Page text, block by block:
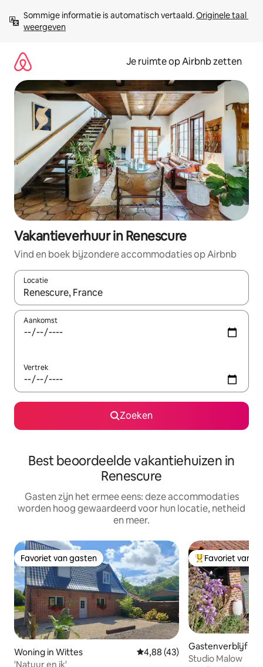
direct
naar
Sommige informatie is automatisch vertaald. Originele taal
weergeven
Je ruimte op Airbnb zetten
Vakantieverhuur in Renescure
Vind en boek bijzondere accommodaties op Airbnb
Locatie
Wanneer er suggesties beschikbaar zijn, maak je een keuze
Aankomst
Vertrek
Zoeken
Best beoordeelde vakantiehuizen in
Renescure
Gasten zijn het ermee eens: deze accommodaties
worden hoog gewaardeerd voor hun locatie, netheid
en meer.
Favoriet van gasten
Favoriet van gasten
Woning in Wittes Gemiddelde beoordeling van
4,88 (43)
'Natuur en ik'
Topfavoriet van
Favoriet van
Gastenverblijf in
Studio Malow